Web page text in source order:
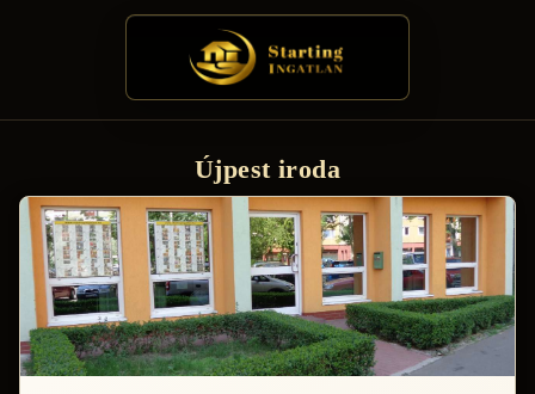
Újpest iroda